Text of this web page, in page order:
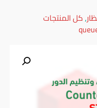
,كل المنتجات